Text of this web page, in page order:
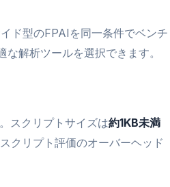
ド型のFPAIを同一条件でベンチ
解析ツールを選択できます。
スクリプトサイズは約1KB未満
クリプト評価のオーバーヘッド